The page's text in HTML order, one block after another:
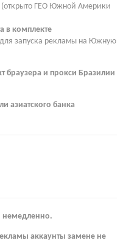
(открыто ГЕО Южной Америки
в комплекте
запуска рекламы на Южную
браузера и прокси Бразилии
азиатского банка
немедленно.
аккаунты замене не